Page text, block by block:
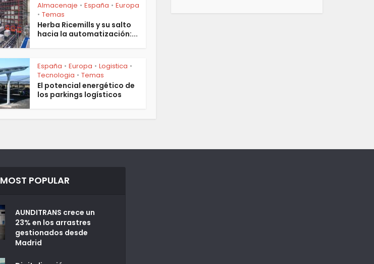
Almacenaje • España • Europa
• Temas
Herba Ricemills y su salto
hacia la automatización:...
España • Europa • Logistica •
Tecnologia • Temas
El potencial energético de
los parkings logísticos
MOST POPULAR
AUNDITRANS crece un
23% en los arrastres
gestionados desde
Madrid